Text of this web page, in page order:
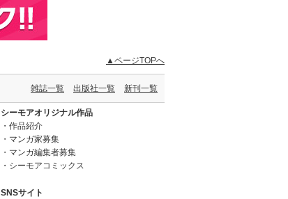
▲ページTOPへ
雑誌一覧 出版社一覧 新刊一覧
シーモアオリジナル作品
作品紹介
マンガ家募集
マンガ編集者募集
シーモアコミックス
SNSサイト